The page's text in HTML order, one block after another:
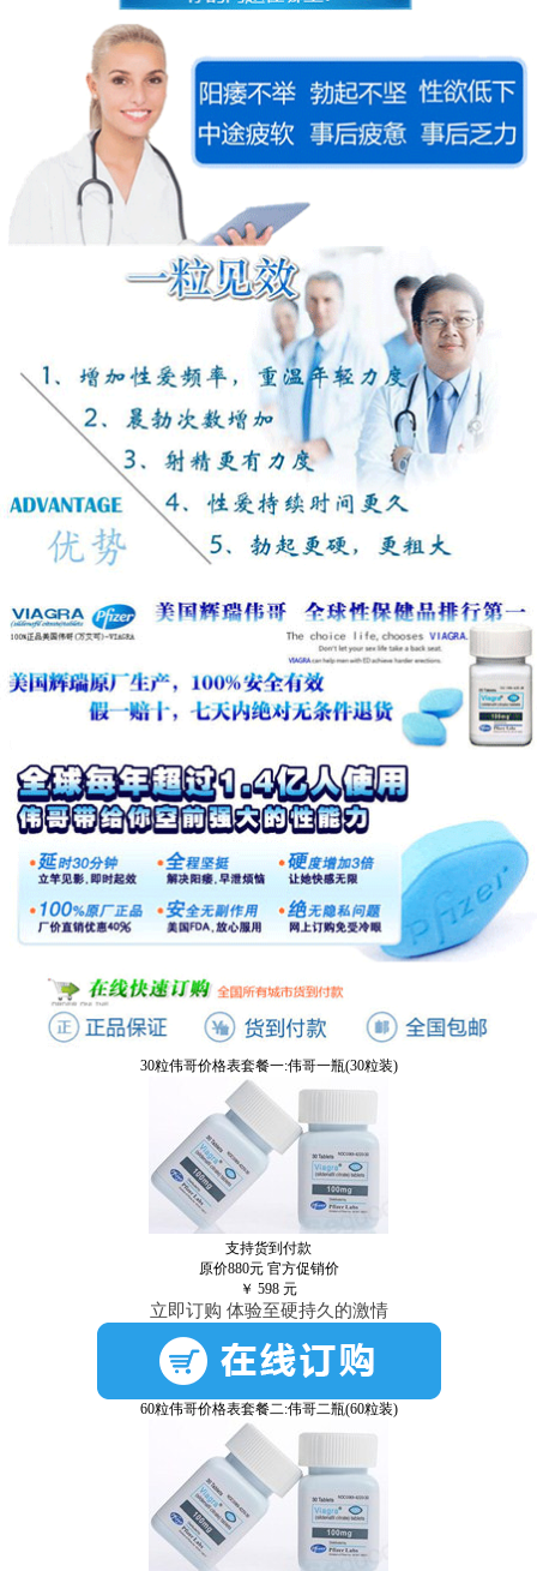
30粒伟哥价格表套餐一:伟哥一瓶(30粒装)
支持货到付款
原价880元 官方促销价
￥ 598 元
立即订购 体验至硬持久的激情
60粒伟哥价格表套餐二:伟哥二瓶(60粒装)